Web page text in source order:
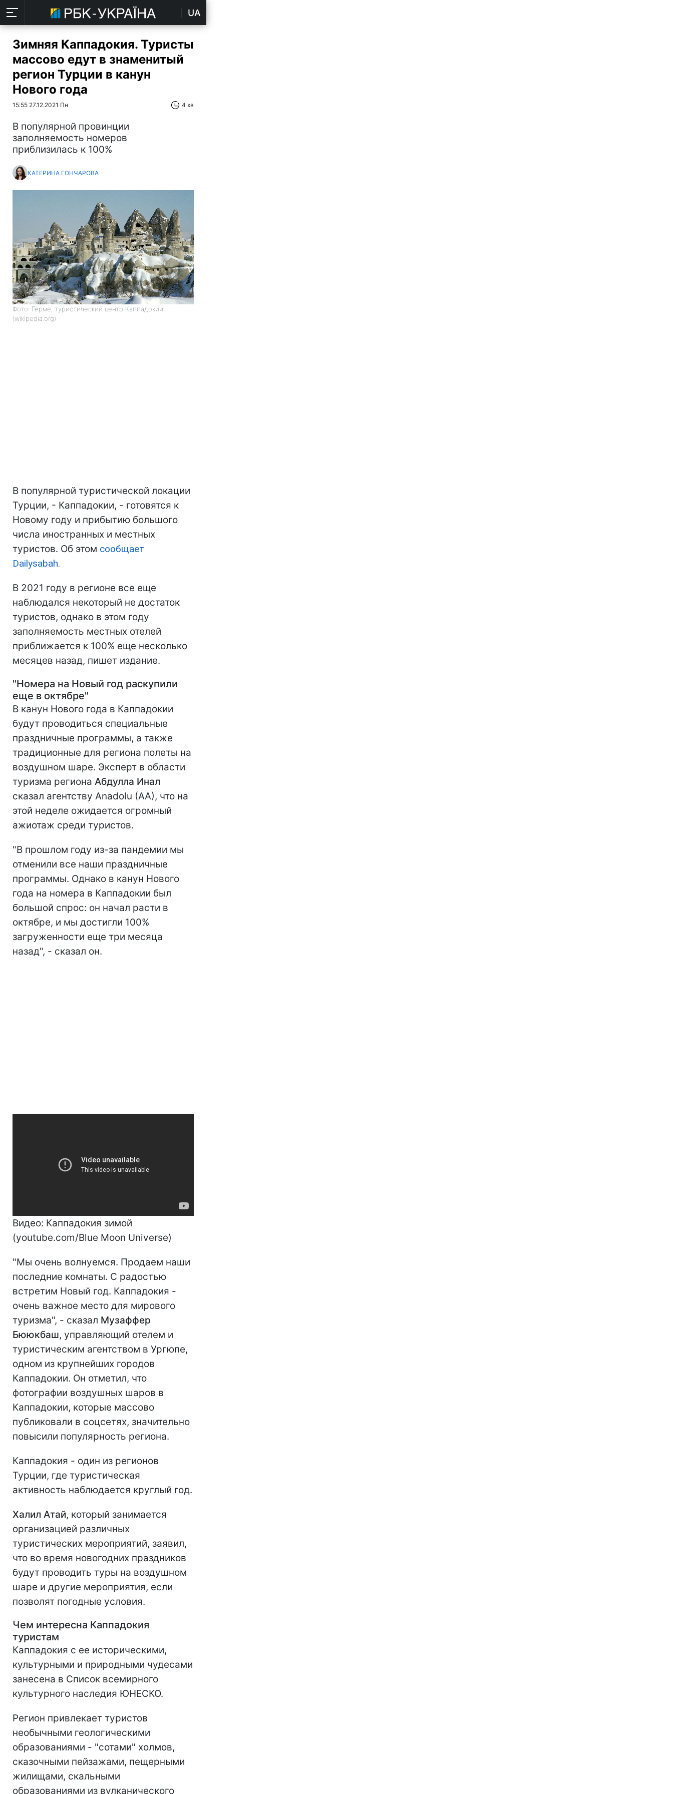
UA
Зимняя Каппадокия. Туристы
массово едут в знаменитый
регион Турции в канун
Нового года
15:55 27.12.2021 Пн 4 хв
В популярной провинции
заполняемость номеров
приблизилась к 100%
КАТЕРИНА ГОНЧАРОВА
Фото: Герме, туристический центр Каппадокии
(wikipedia.org)
В популярной туристической локации
Турции, - Каппадокии, - готовятся к
Новому году и прибытию большого
числа иностранных и местных
туристов. Об этом сообщает
Dailysabah.
В 2021 году в регионе все еще
наблюдался некоторый не достаток
туристов, однако в этом году
заполняемость местных отелей
приближается к 100% еще несколько
месяцев назад, пишет издание.
"Номера на Новый год раскупили
еще в октябре"
В канун Нового года в Каппадокии
будут проводиться специальные
праздничные программы, а также
традиционные для региона полеты на
воздушном шаре. Эксперт в области
туризма региона Абдулла Инал
сказал агентству Anadolu (AA), что на
этой неделе ожидается огромный
ажиотаж среди туристов.
"В прошлом году из-за пандемии мы
отменили все наши праздничные
программы. Однако в канун Нового
года на номера в Каппадокии был
большой спрос: он начал расти в
октябре, и мы достигли 100%
загруженности еще три месяца
назад", - сказал он.
Видео: Каппадокия зимой
(youtube.com/Blue Moon Universe)
"Мы очень волнуемся. Продаем наши
последние комнаты. С радостью
встретим Новый год. Каппадокия -
очень важное место для мирового
туризма", - сказал Музаффер
Бююкбаш, управляющий отелем и
туристическим агентством в Ургюпе,
одном из крупнейших городов
Каппадокии. Он отметил, что
фотографии воздушных шаров в
Каппадокии, которые массово
публиковали в соцсетях, значительно
повысили популярность региона.
Каппадокия - один из регионов
Турции, где туристическая
активность наблюдается круглый год.
Халил Атай, который занимается
организацией различных
туристических мероприятий, заявил,
что во время новогодних праздников
будут проводить туры на воздушном
шаре и другие мероприятия, если
позволят погодные условия.
Чем интересна Каппадокия
туристам
Каппадокия с ее историческими,
культурными и природными чудесами
занесена в Список всемирного
культурного наследия ЮНЕСКО.
Регион привлекает туристов
необычными геологическими
образованиями - "сотами" холмов,
сказочными пейзажами, пещерными
жилищами, скальными
образованиями из вулканического